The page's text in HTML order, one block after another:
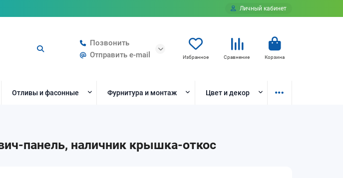
Личный кабинет
Позвонить
Отправить e-mail
Избранное Сравнение Корзина
Отливы и фасонные Фурнитура и монтаж Цвет и декор
панель, наличник крышка-откос